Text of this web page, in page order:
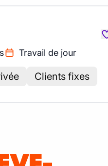
Travail de jour
Clients fixes